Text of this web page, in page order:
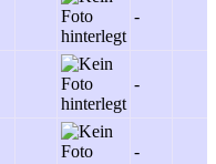
-
-
-